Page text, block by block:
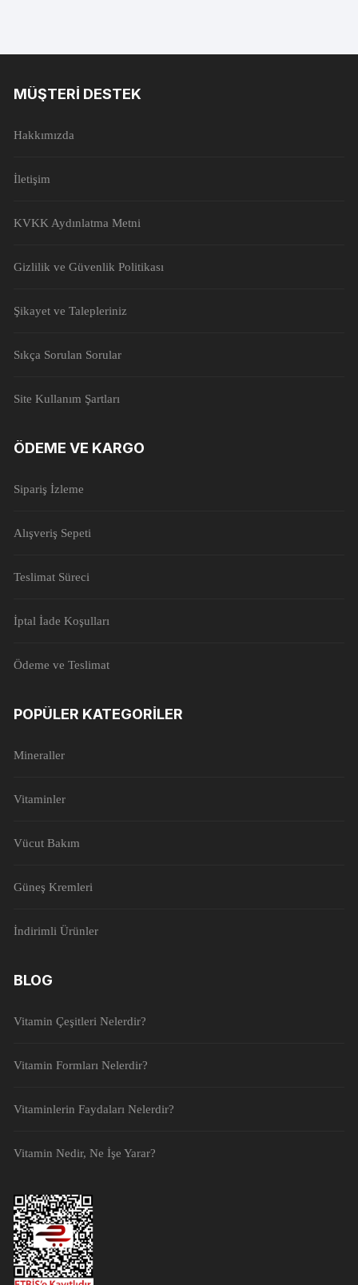
MÜŞTERI DESTEK
Hakkımızda
İletişim
KVKK Aydınlatma Metni
Gizlilik ve Güvenlik Politikası
Şikayet ve Talepleriniz
Sıkça Sorulan Sorular
Site Kullanım Şartları
ÖDEME VE KARGO
Sipariş İzleme
Alışveriş Sepeti
Teslimat Süreci
İptal İade Koşulları
Ödeme ve Teslimat
POPÜLER KATEGORILER
Mineraller
Vitaminler
Vücut Bakım
Güneş Kremleri
İndirimli Ürünler
BLOG
Vitamin Çeşitleri Nelerdir?
Vitamin Formları Nelerdir?
Vitaminlerin Faydaları Nelerdir?
Vitamin Nedir, Ne İşe Yarar?